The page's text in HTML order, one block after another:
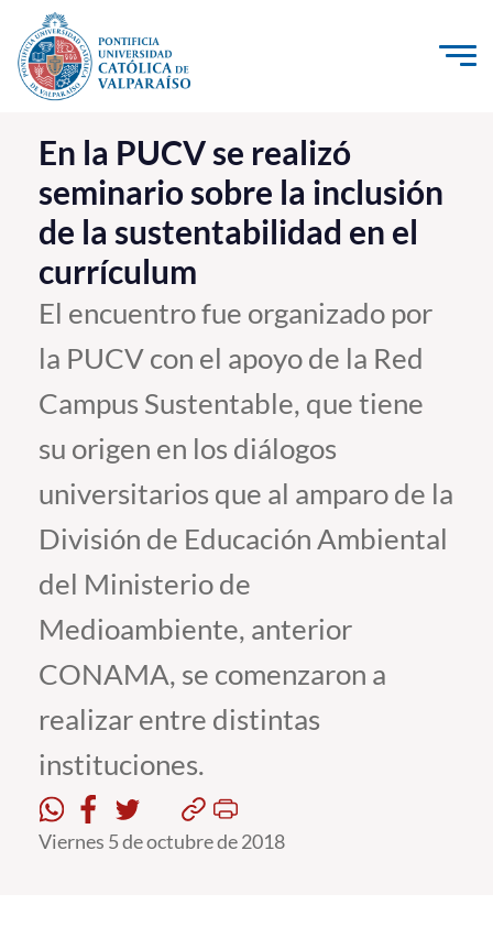
Click acá para ir directamente al contenido
La Universidad
Investigación, Creación e Innovación
PUCV Internacional
Vinculación con el Medio
Admisión
Pregrado
Formación Continua
Estudiantes
Académicos
Funcionarios
Alumni
English
En la PUCV se realizó
seminario sobre la inclusión
de la sustentabilidad en el
currículum
El encuentro fue organizado por
la PUCV con el apoyo de la Red
Campus Sustentable, que tiene
su origen en los diálogos
universitarios que al amparo de la
División de Educación Ambiental
del Ministerio de
Medioambiente, anterior
CONAMA, se comenzaron a
realizar entre distintas
instituciones.
Viernes 5 de octubre de 2018